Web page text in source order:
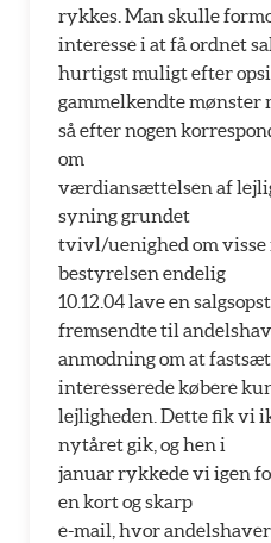
rykkes. Man skulle
interesse i at få ordnet
hurtigst muligt efter
gammelkendte mønster
så efter nogen
om
værdiansættelsen af
syning grundet
tvivl/uenighed om
bestyrelsen endelig
10.12.04 lave en
fremsendte til
anmodning om at
interesserede købere
lejligheden. Dette fik vi
nytåret gik, og hen i
januar rykkede vi igen
en kort og skarp
e-mail, hvor